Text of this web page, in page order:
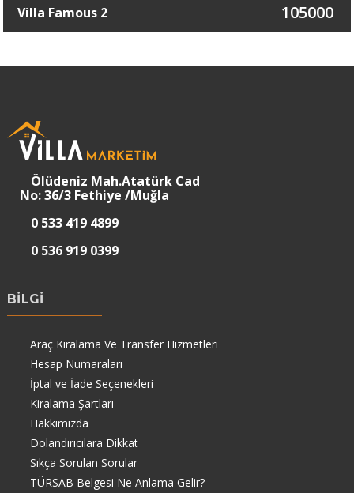
Villa Famous 2 105000
Ölüdeniz Mah.Atatürk Cad
No: 36/3 Fethiye /Muğla
0 533 419 4899
0 536 919 0399
BİLGİ
Araç Kiralama Ve Transfer Hizmetleri
Hesap Numaraları
İptal ve İade Seçenekleri
Kiralama Şartları
Hakkımızda
Dolandırıcılara Dikkat
Sıkça Sorulan Sorular
TÜRSAB Belgesi Ne Anlama Gelir?